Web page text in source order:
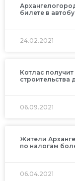
билете в
24.02.2021
Котлас
строительства
06.09.2021
Жители
по налогам
06.04.2021